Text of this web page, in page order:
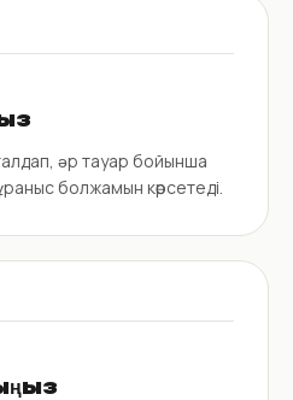
әр тауар бойынша
болжамын көрсетеді.